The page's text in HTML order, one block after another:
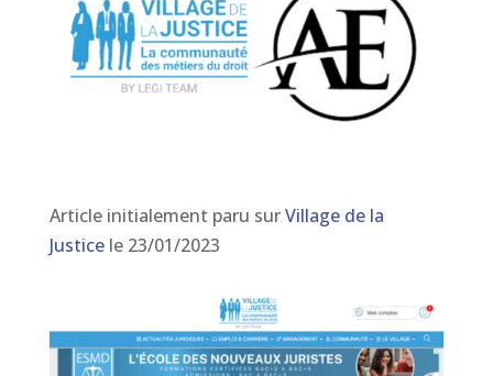
Article initialement paru surVillage de la
Justicele 23/01/2023